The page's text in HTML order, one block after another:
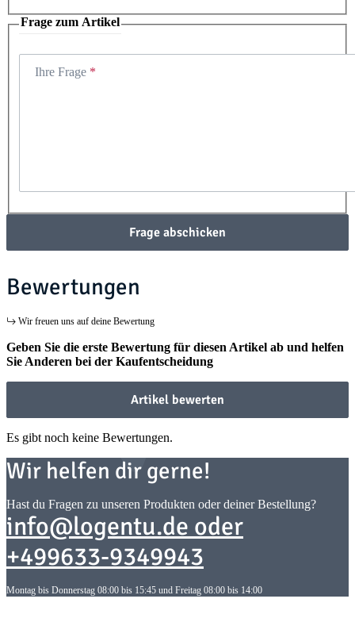
Frage zum Artikel
Ihre Frage
Frage abschicken
Bewertungen
Wir freuen uns auf deine Bewertung
Geben Sie die erste Bewertung für diesen Artikel ab und helfen
Sie Anderen bei der Kaufentscheidung
Artikel bewerten
Es gibt noch keine Bewertungen.
Wir helfen dir gerne!
Hast du Fragen zu unseren Produkten oder deiner Bestellung?
info@logentu.de oder
+499633-9349943
Montag bis Donnerstag 08:00 bis 15:45 und Freitag 08:00 bis 14:00